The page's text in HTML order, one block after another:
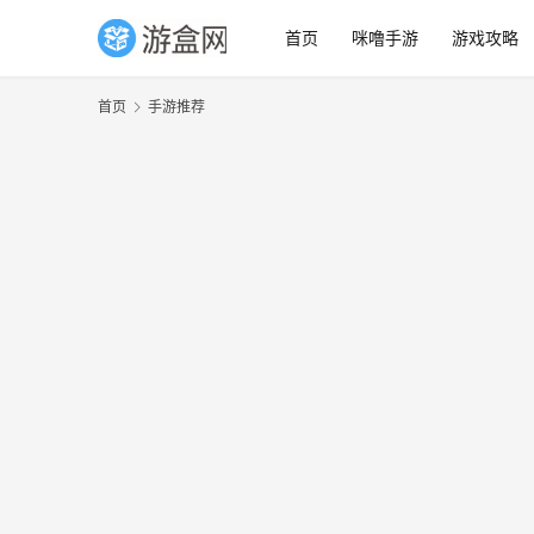
首页 咪噜手游 游戏攻略
首页 手游推荐